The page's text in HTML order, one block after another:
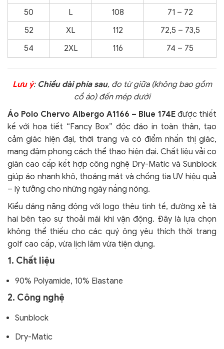
50
L 108
71 – 72
52
XL 112
72,5 – 73,5
54
2XL 116 74 – 75
Lưu ý: Chiều dài phía sau, đo từ giữa (không bao gồm
cổ áo) đến mép dưới
Áo Polo Chervo Albergo A1166 – Blue 174Eđược thiết
kế với họa tiết “Fancy Box” độc đáo in toàn thân, tạo
cảm giác hiện đại, thời trang và có điểm nhấn thị giác,
mang đậm phong cách thể thao hiện đại. Chất liệu vải co
giãn cao cấp kết hợp công nghệ Dry-Matic và Sunblock
giúp áo nhanh khô, thoáng mát và chống tia UV hiệu quả
– lý tưởng cho những ngày nắng nóng.
Kiểu dáng năng động với logo thêu tinh tế, đường xẻ tà
hai bên tạo sự thoải mái khi vận động. Đây là lựa chọn
không thể thiếu cho các quý ông yêu thích thời trang
golf cao cấp, vừa lịch lãm vừa tiện dụng.
1. Chất liệu
90% Polyamide, 10% Elastane
2. Công nghệ
Sunblock
Dry-Matic